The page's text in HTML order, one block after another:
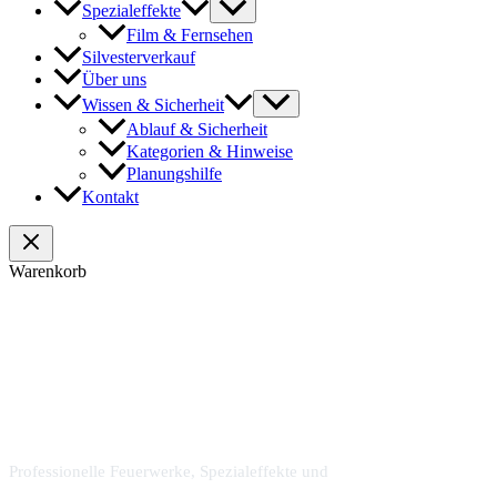
Spezialeffekte
Film & Fernsehen
Silvesterverkauf
Über uns
Wissen & Sicherheit
Ablauf & Sicherheit
Kategorien & Hinweise
Planungshilfe
Kontakt
Warenkorb
Professionelle Feuerwerke, Spezialeffekte und